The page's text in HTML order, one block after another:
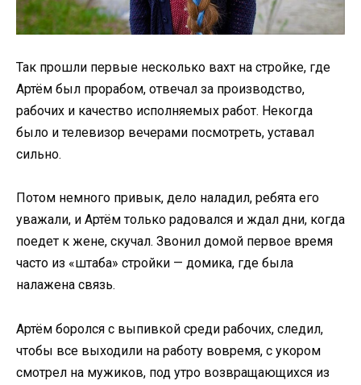
Так прошли первые несколько вахт на стройке, где
Артём был прорабом, отвечал за производство,
рабочих и качество исполняемых работ. Некогда
было и телевизор вечерами посмотреть, уставал
сильно.
Потом немного привык, дело наладил, ребята его
уважали, и Артём только радовался и ждал дни, когда
поедет к жене, скучал. Звонил домой первое время
часто из «штаба» стройки — домика, где была
налажена связь.
Артём боролся с выпивкой среди рабочих, следил,
чтобы все выходили на работу вовремя, с укором
смотрел на мужиков, под утро возвращающихся из